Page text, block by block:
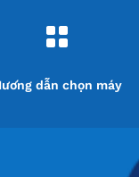

dẫn chọn máy